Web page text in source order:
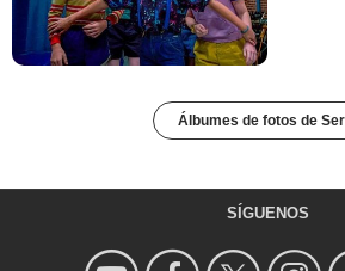
Álbumes de fotos de
SÍGUENOS